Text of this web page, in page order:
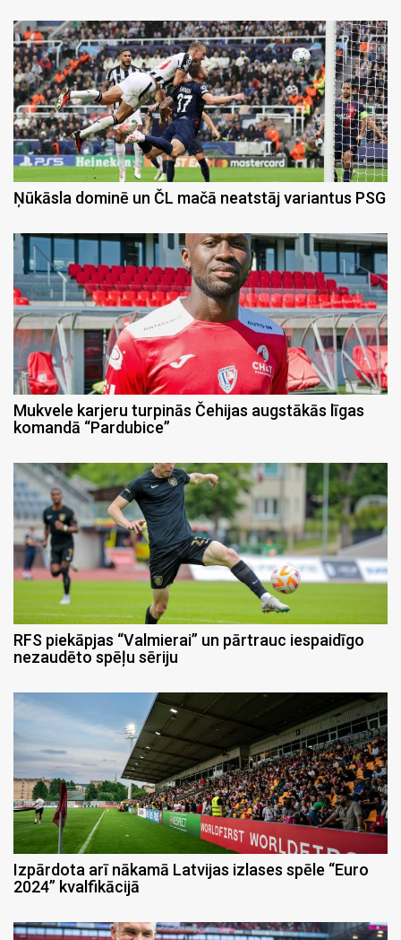
Ņūkāsla dominē un ČL mačā neatstāj variantus PSG
Mukvele karjeru turpinās Čehijas augstākās līgas
komandā “Pardubice”
RFS piekāpjas “Valmierai” un pārtrauc iespaidīgo
nezaudēto spēļu sēriju
Izpārdota arī nākamā Latvijas izlases spēle “Euro
2024” kvalfikācijā